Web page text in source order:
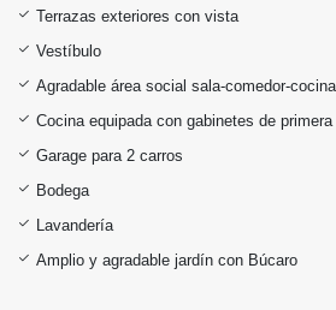
Terrazas exteriores con vista
Vestíbulo
Agradable área social sala-comedor-cocina
Cocina equipada con gabinetes de primera
Garage para 2 carros
Bodega
Lavandería
Amplio y agradable jardín con Búcaro